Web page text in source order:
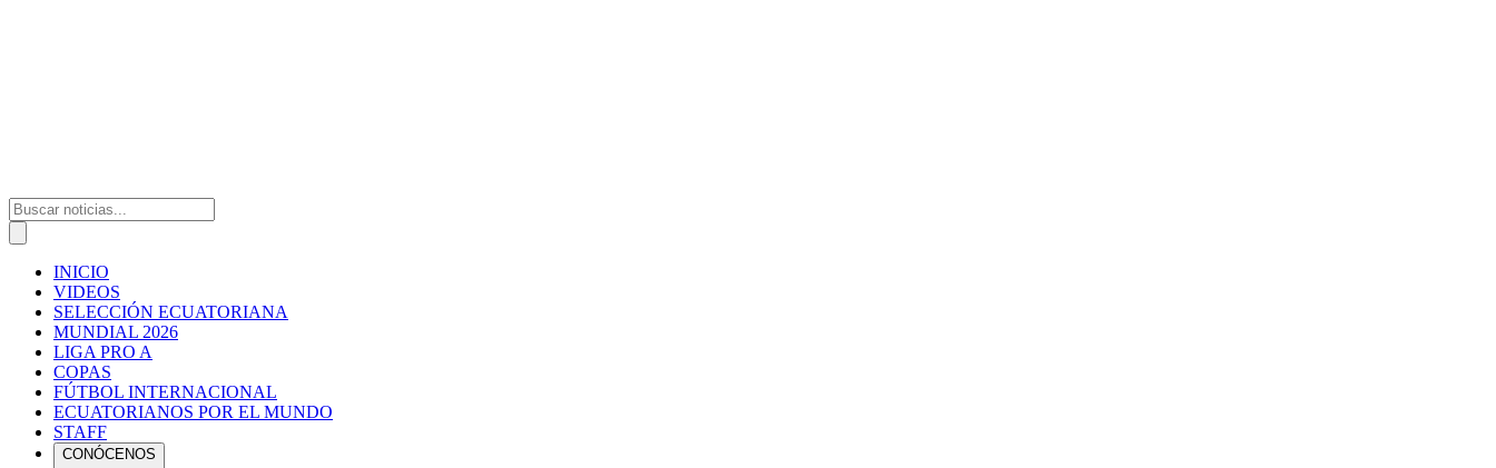
INICIO
VIDEOS
SELECCIÓN ECUATORIANA
MUNDIAL 2026
LIGA PRO A
COPAS
FÚTBOL INTERNACIONAL
ECUATORIANOS POR EL MUNDO
STAFF
CONÓCENOS